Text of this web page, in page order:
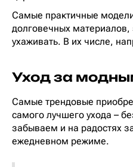
Самые практичные
долговечных
ухаживать. В их числе,
Уход за
Самые трендовые
самого лучшего ухода –
забываем и на радостях
ежедневном режиме.